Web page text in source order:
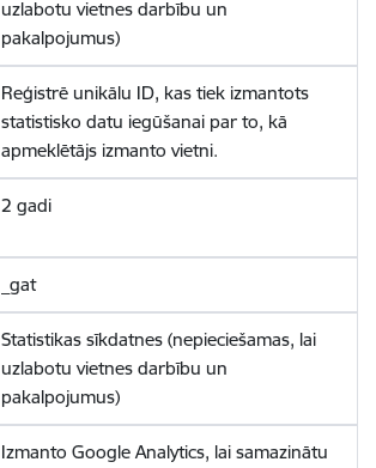
uzlabotu vietnes darbību un
pakalpojumus)
Reģistrē unikālu ID, kas tiek izmantots
statistisko datu iegūšanai par to, kā
apmeklētājs izmanto vietni.
2 gadi
_gat
Statistikas sīkdatnes (nepieciešamas, lai
uzlabotu vietnes darbību un
pakalpojumus)
Izmanto Google Analytics, lai samazinātu